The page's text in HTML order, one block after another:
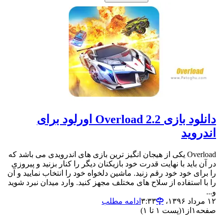
دانلود بازی Overload 2.2 اورلود برای
اندروید
Overload یکی از هیجان انگیز ترین بازی های اندرویدی می باشد که
در آن باید با نهایت قدرت خود بازیکنان دیگر را کنار بزنید و پیروزی
را برای خود خود رقم زنید. ماشین دلخواه خود را انتخاب نمایید و آن
را با استفاده از سلاح های مختلف مجهز کنید. وارد میدان نبرد شوید
و...
۱۲ مرداد ۱۳۹۶،‏ ۳:۳۳
ادامه مطلب
صفحه ۱ از ۱(پست ۱ تا ۱)